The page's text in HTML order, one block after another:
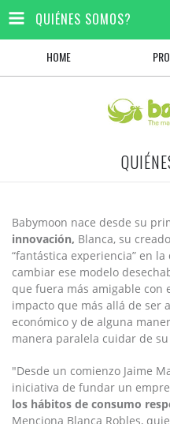
QUIÉNES SOMOS?
HOME
Babymoon nace desde su
innovación, Blanca, su
“fantástica experiencia” en
cambiar ese modelo
que fuera más amigable con
impacto que más allá de ser
económico y de alguna
manera paralela cuidar de su
"Desde un comienzo Jaime
iniciativa de fundar un
los hábitos de consumo
Menciona Blanca Robles,